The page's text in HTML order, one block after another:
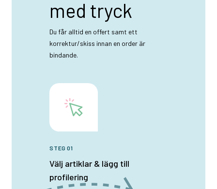
med tryck
Du får alltid en offert samt ett
korrektur/skiss innan en order är
bindande.
STEG 01
Välj artiklar & lägg till
profilering